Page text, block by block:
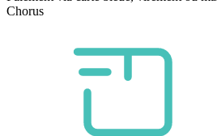
Chorus